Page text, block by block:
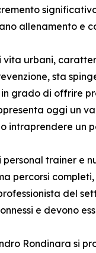
allenamento e
vita urbani,
sta
grado di offrire
oggi un
intraprendere un
trainer e
percorsi
del
e devono
Rondinara si